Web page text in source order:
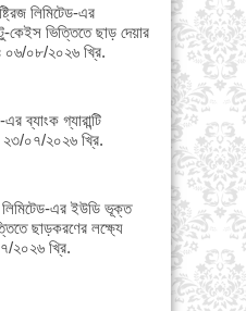
লিমিটেড-এর
ভিত্তিতে ছাড় দেয়ার
০৬/০৮/২০২৬ খ্রি.
এর ব্যাংক গ্যারান্টি
২৩/০৭/২০২৬ খ্রি.
লিমিটেড-এর ইউডি ভূক্ত
ছাড়করণের লক্ষ্যে
২০২৬ খ্রি.